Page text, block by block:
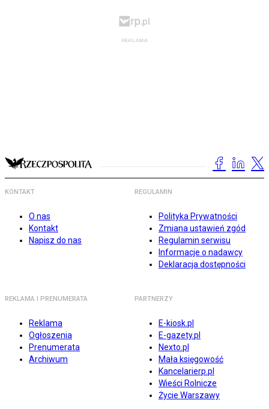
KONTAKT
O nas
Kontakt
Napisz do nas
REGULAMIN
Polityka Prywatności
Zmiana ustawień zgód
Regulamin serwisu
Informacje o nadawcy
Deklaracja dostępności
REKLAMA I PRENUMERATA
Reklama
Ogłoszenia
Prenumerata
Archiwum
PARTNERZY
E-kiosk.pl
E-gazety.pl
Nexto.pl
Mała księgowość
Kancelarierp.pl
Wieści Rolnicze
Życie Warszawy